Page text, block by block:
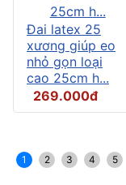
Đai latex 25
xương giúp eo
nhỏ gọn loại
cao 25cm h...
269.000đ
1 2 3 4 5